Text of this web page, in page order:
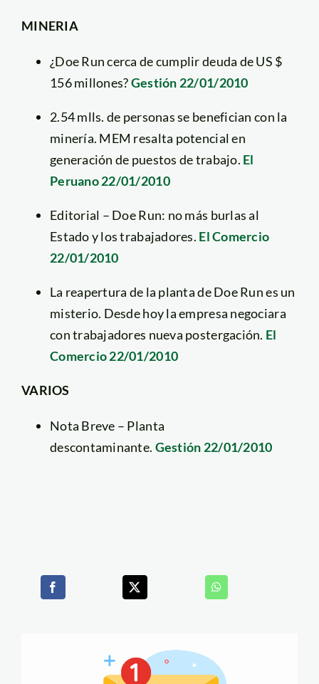
MINERIA
¿Doe Run cerca de cumplir deuda de US $
156 millones?Gestión 22/01/2010
2.54 mlls. de personas se benefician con la
minería. MEM resalta potencial en
generación de puestos de trabajo. El
Peruano 22/01/2010
Editorial – Doe Run: no más burlas al
Estado y los trabajadores. El Comercio
22/01/2010
La reapertura de la planta de Doe Run es un
misterio. Desde hoy la empresa negociara
con trabajadores nueva postergación. El
Comercio 22/01/2010
VARIOS
Nota Breve – Planta
descontaminante. Gestión 22/01/2010